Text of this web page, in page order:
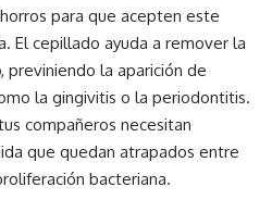
para que acepten este
El cepillado ayuda a remover la
previniendo la aparición de
la gingivitis o la periodontitis.
compañeros necesitan
que quedan atrapados entre
bacteriana.